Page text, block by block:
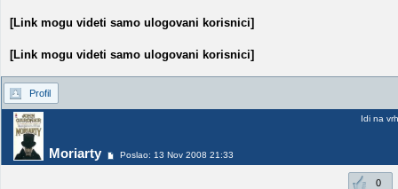
[Link mogu videti samo ulogovani korisnici]
[Link mogu videti samo ulogovani korisnici]
Profil
Moriarty Poslao: 13 Nov 2008 21:33
Idi na vrh
0